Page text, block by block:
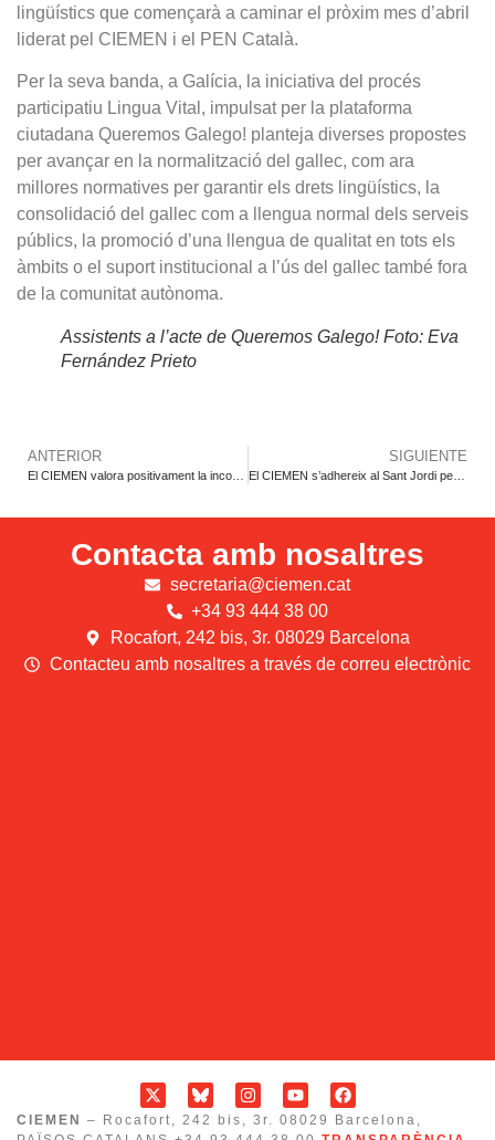
lingüístics que començarà a caminar el pròxim mes d’abril
liderat pel CIEMEN i el PEN Català.
Per la seva banda, a Galícia, la iniciativa del procés
participatiu Lingua Vital, impulsat per la plataforma
ciutadana Queremos Galego! planteja diverses propostes
per avançar en la normalització del gallec, com ara
millores normatives per garantir els drets lingüístics, la
consolidació del gallec com a llengua normal dels serveis
públics, la promoció d’una llengua de qualitat en tots els
àmbits o el suport institucional a l’ús del gallec també fora
de la comunitat autònoma.
Assistents a l’acte de Queremos Galego! Foto: Eva
Fernández Prieto
ANTERIOR SIGUIENTE
El CIEMEN s’adhereix al Sant Jordi per la Llengua i crida a defensar el català als carrers aquest 23 d’abril
Contacta amb nosaltres
secretaria@ciemen.cat
+34 93 444 38 00
Rocafort, 242 bis, 3r. 08029 Barcelona
Contacteu amb nosaltres a través de correu electrònic
CIEMEN
– Rocafort, 242 bis, 3r. 08029 Barcelona,